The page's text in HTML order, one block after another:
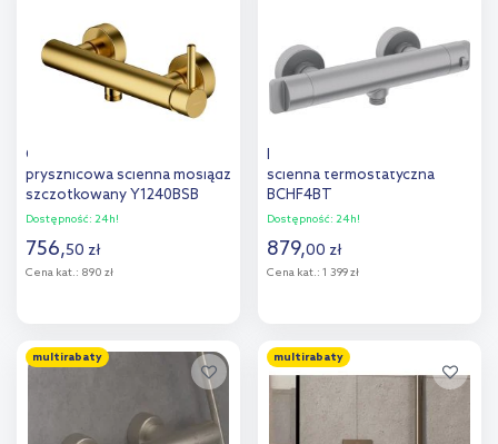
porównania porównania
Omnires Y bateria
prysznicowa ścienna mosiądz
szczotkowany Y1240BSB
Dostępność: 24h!
756,50 zł
Cena kat.: 890 zł
Dodaj do
porównania
Deante bateria prysznicowa
ścienna termostatyczna
BCHF4BT
Dostępność: 24h!
879,00 zł
Cena kat.: 1 399 zł
Dodaj do
porównania
multirabaty multirabaty